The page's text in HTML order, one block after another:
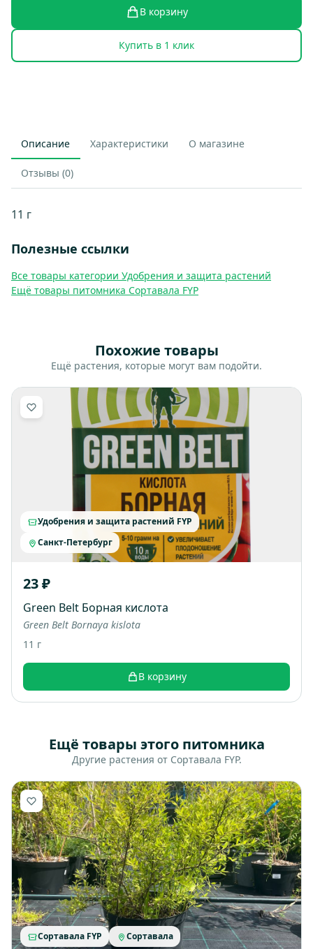
В корзину
Купить в 1 клик
Описание Характеристики О магазине
Отзывы (0)
11 г
Полезные ссылки
Все товары категории Удобрения и защита растений
Ещё товары питомника Сортавала FYP
Похожие товары
Ещё растения, которые могут вам подойти.
Удобрения и защита растений FYP
Санкт-Петербург
23 ₽
Green Belt Борная кислота
Green Belt Bornaya kislota
11 г
В корзину
Ещё товары этого питомника
Другие растения от Сортавала FYP.
Сортавала FYP Сортавала